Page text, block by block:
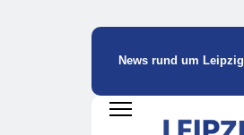
News rund um Leipzig